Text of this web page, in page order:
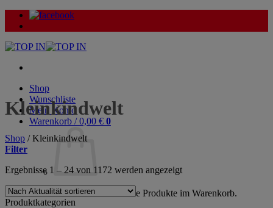
Zum
Inhalt
Shop
Wunschliste
Mein Konto
Warenkorb /0,00 € 0
Es befinden sich keine Produkte im Warenkorb.
Kleinkindwelt
Shop /Kleinkindwelt
Filter
Ergebnisse 1 – 24 von 1172 werden angezeigtNach
sortiert
Produktkategorien